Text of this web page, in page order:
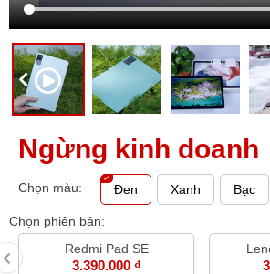
Ngừng kinh doanh
Chọn màu: Đen Xanh Bạc
Chọn phiên bản:
Redmi Pad SE
3.390.000 ₫